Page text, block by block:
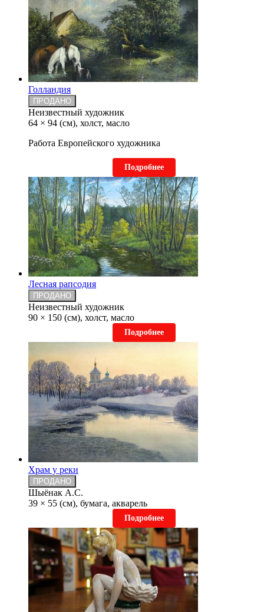
Голландия
ПРОДАНО
Неизвестный художник
64 × 94 (см), холст, масло
Работа Европейского художника
Подробнее
Лесная рапсодия
ПРОДАНО
Неизвестный художник
90 × 150 (см), холст, масло
Подробнее
Храм у реки
ПРОДАНО
Шыёнак А.С.
39 × 55 (см), бумага, акварель
Подробнее